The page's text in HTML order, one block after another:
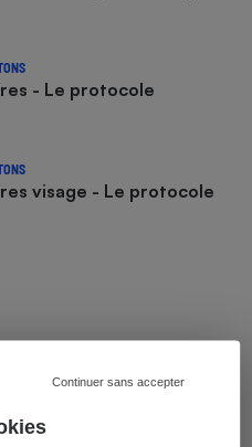
Continuer sans accepter
- Le protocole
visage - Le protocole